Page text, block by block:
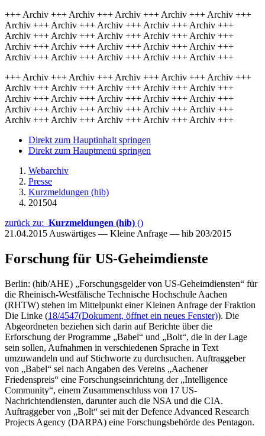
+++ Archiv +++ Archiv +++ Archiv +++ Archiv +++ Archiv +++
Archiv +++ Archiv +++ Archiv +++ Archiv +++ Archiv +++
Archiv +++ Archiv +++ Archiv +++ Archiv +++ Archiv +++
Archiv +++ Archiv +++ Archiv +++ Archiv +++ Archiv +++
Archiv +++ Archiv +++ Archiv +++ Archiv +++ Archiv +++
+++ Archiv +++ Archiv +++ Archiv +++ Archiv +++ Archiv +++
Archiv +++ Archiv +++ Archiv +++ Archiv +++ Archiv +++
Archiv +++ Archiv +++ Archiv +++ Archiv +++ Archiv +++
Archiv +++ Archiv +++ Archiv +++ Archiv +++ Archiv +++
Archiv +++ Archiv +++ Archiv +++ Archiv +++ Archiv +++
Direkt zum Hauptinhalt springen
Direkt zum Hauptmenü springen
Webarchiv
Presse
Kurzmeldungen (hib)
201504
zurück zu: Kurzmeldungen (hib) ()
21.04.2015 Auswärtiges — Kleine Anfrage — hib 203/2015
Forschung für US-Geheimdienste
Berlin: (hib/AHE) „Forschungsgelder von US-Geheimdiensten“ für
die Rheinisch-Westfälische Technische Hochschule Aachen
(RHTW) stehen im Mittelpunkt einer Kleinen Anfrage der Fraktion
Die Linke (18/4547(Dokument, öffnet ein neues Fenster)). Die
Abgeordneten beziehen sich darin auf Berichte über die
Erforschung der Programme „Babel“ und „Bolt“, die in der Lage
sein sollen, Aufnahmen in verschiedenen Sprache in Text
umzuwandeln und auf Stichworte zu durchsuchen. Auftraggeber
von „Babel“ sei nach Angaben des Vereins „Aachener
Friedenspreis“ eine Forschungseinrichtung der „Intelligence
Community“, einem Zusammenschluss von 17 US-
Nachrichtendiensten, darunter auch die NSA und die CIA.
Auftraggeber von „Bolt“ sei mit der Defence Advanced Research
Projects Agency (DARPA) eine Forschungsbehörde des Pentagon.